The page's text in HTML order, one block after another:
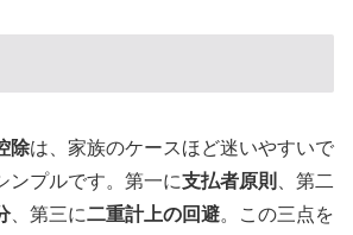
除は、家族のケースほど迷いやすいで
ンプルです。第一に支払者原則
、第二
、第三に二重計上の回避。この三点を